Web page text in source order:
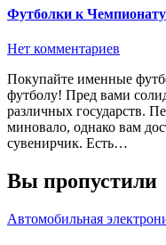
Футболки к
Нет комментариев
Покупайте именные футболки личной обожаемой сборной по
футболу! Пред вами
различных государств.
миновало, однако вам
сувенирчик. Есть…
Вы пропустили
Автомобильная